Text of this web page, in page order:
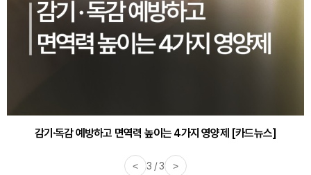
감기·독감 예방하고 면역력 높이는 4가지 영양제 [카드뉴스]
< 3 / 3 >